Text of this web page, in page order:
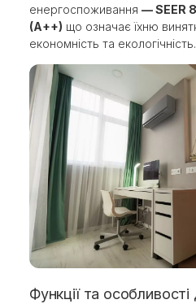
енергоспоживання — SEER
(A++) що означає їхню
економність та екологічність.
Функції та